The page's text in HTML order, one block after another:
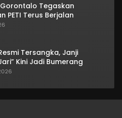
Tegaskan
PETI Terus Berjalan
Tersangka, Janji
Kini Jadi Bumerang